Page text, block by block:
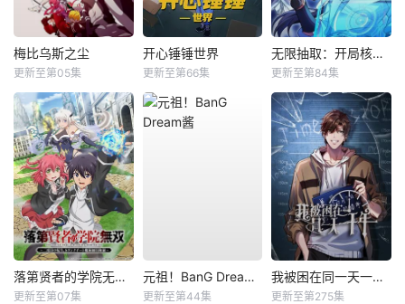
梅比乌斯之尘
更新至第05集
开心锤锤世界
更新至第66集
无限抽取：开局核平修仙世界动态漫
更新至第84集
落第贤者的学院无双第二回转生，S等级作弊魔术师冒险记
更新至第07集
元祖！BanG Dream酱
更新至第44集
我被困在同一天一千年动态漫
更新至第275集